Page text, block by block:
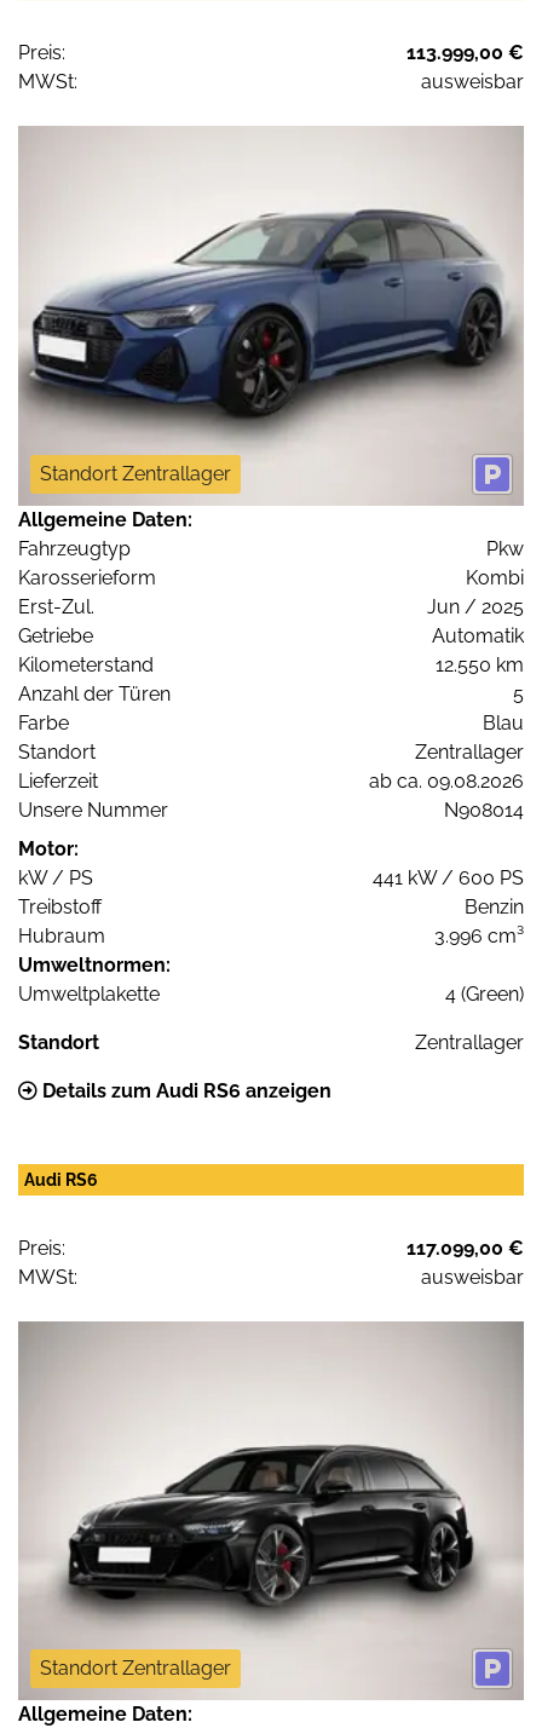
Preis:
113.999,00 €
MWSt:
ausweisbar
Standort Zentrallager
Allgemeine Daten:
Fahrzeugtyp
Pkw
Karosserieform
Kombi
Erst-Zul.
Jun / 2025
Getriebe
Automatik
Kilometerstand
12.550 km
Anzahl der Türen
5
Farbe
Blau
Standort
Zentrallager
Lieferzeit
ab ca. 09.08.2026
Unsere Nummer
N908014
Motor:
kW / PS
441 kW / 600 PS
Treibstoff
Benzin
Hubraum
3.996 cm³
Umweltnormen:
Umweltplakette
4 (Green)
Standort Zentrallager
Details zum Audi RS6 anzeigen
Audi RS6
Preis:
117.099,00 €
MWSt:
ausweisbar
Standort Zentrallager
Allgemeine Daten: